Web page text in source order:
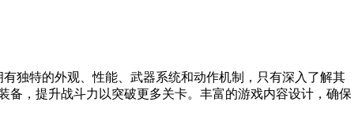
独特的外观、性能、武器系统和动作机制，只有深入了解其
，提升战斗力以突破更多关卡。丰富的游戏内容设计，确保